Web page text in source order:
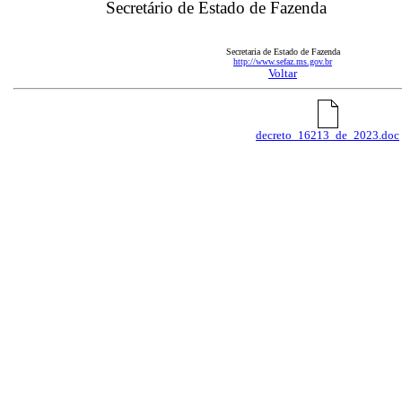
Secretário de Estado de Fazenda
Secretaria de Estado de Fazenda
http://www.sefaz.ms.gov.br
Voltar
decreto_16213_de_2023.doc